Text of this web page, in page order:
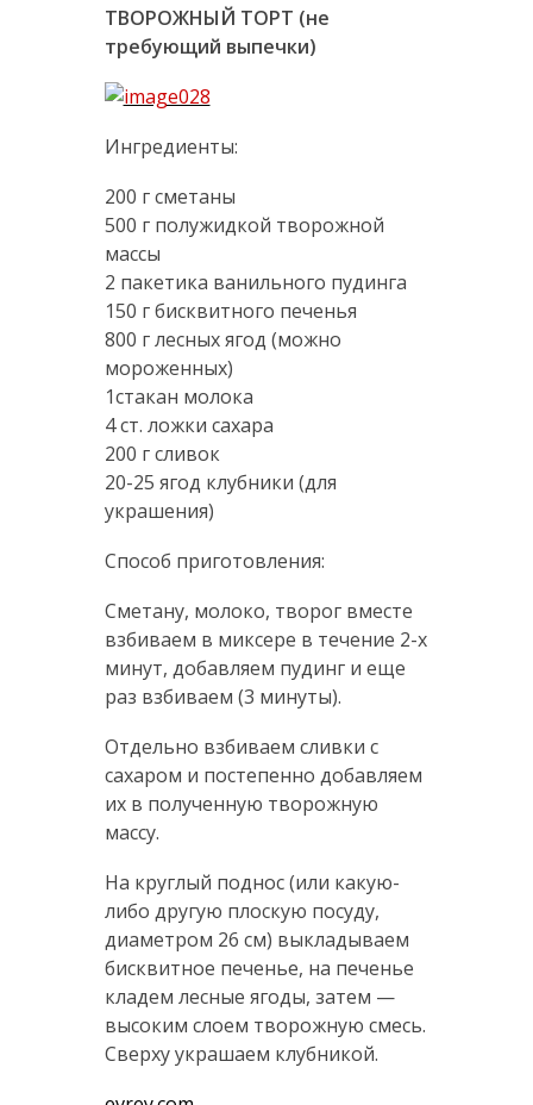
ТВОРОЖНЫЙ ТОРТ (не
требующий выпечки)
Ингредиенты:
200 г сметаны
500 г полужидкой творожной
массы
2 пакетика ванильного пудинга
150 г бисквитного печенья
800 г лесных ягод (можно
мороженных)
1стакан молока
4 ст. ложки сахара
200 г сливок
20-25 ягод клубники (для
украшения)
Способ приготовления:
Сметану, молоко, творог вместе
взбиваем в миксере в течение 2-х
минут, добавляем пудинг и еще
раз взбиваем (3 минуты).
Отдельно взбиваем сливки с
сахаром и постепенно добавляем
их в полученную творожную
массу.
На круглый поднос (или какую-
либо другую плоскую посуду,
диаметром 26 см) выкладываем
бисквитное печенье, на печенье
кладем лесные ягоды, затем —
высоким слоем творожную смесь.
Сверху украшаем клубникой.